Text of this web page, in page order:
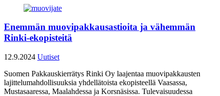
Enemmän muovipakkausastioita ja vähemmän
Rinki-ekopisteitä
12.9.2024 Uutiset
Suomen Pakkauskierrätys Rinki Oy laajentaa muovipakkausten
lajittelumahdollisuuksia yhdellätoista ekopisteellä Vaasassa,
Mustasaaressa, Maalahdessa ja Korsnäsissa. Tulevaisuudessa